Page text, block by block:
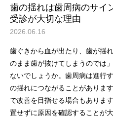
歯の揺れは歯周病のサイ
受診が大切な理由
2026.06.16
歯ぐきから血が出たり、歯が揺
のまま歯が抜けてしまうのでは
ないでしょうか。歯周病は進行
の揺れにつながることがありま
で改善を目指せる場合もありま
置せずに原因を確認することが